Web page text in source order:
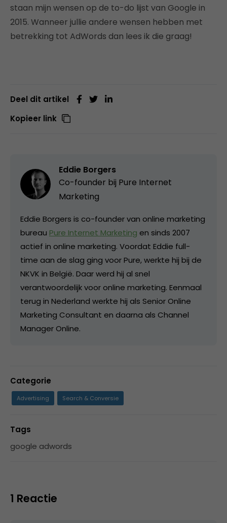
staan mijn wensen op de to-do lijst van Google in
2015. Wanneer jullie andere wensen hebben met
betrekking tot AdWords dan lees ik die graag!
Deel dit artikel
Kopieer link
Eddie Borgers
Co-founder bij Pure Internet
Marketing
Eddie Borgers is co-founder van online marketing
bureau Pure Internet Marketing en sinds 2007
actief in online marketing. Voordat Eddie full-
time aan de slag ging voor Pure, werkte hij bij de
NKVK in België. Daar werd hij al snel
verantwoordelijk voor online marketing. Eenmaal
terug in Nederland werkte hij als Senior Online
Marketing Consultant en daarna als Channel
Manager Online.
Categorie
Advertising Search & Conversie
Tags
google adwords
1 Reactie